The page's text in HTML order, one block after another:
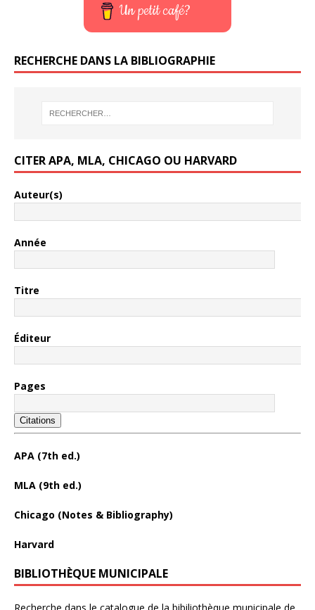
Un petit café?
RECHERCHE DANS LA BIBLIOGRAPHIE
CITER APA, MLA, CHICAGO OU HARVARD
Auteur(s)
Année
Titre
Éditeur
Pages
Citations
APA (7th ed.)
MLA (9th ed.)
Chicago (Notes & Bibliography)
Harvard
BIBLIOTHÈQUE MUNICIPALE